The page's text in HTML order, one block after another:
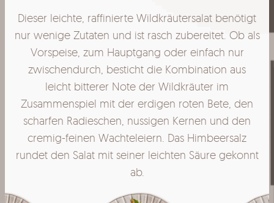
Dieser leichte, raffinierte Wildkräutersalat benötigt
nur wenige Zutaten und ist rasch zubereitet. Ob als
Vorspeise, zum Hauptgang oder einfach nur
zwischendurch, besticht die Kombination aus
leicht bitterer Note der Wildkräuter im
Zusammenspiel mit der erdigen roten Bete, den
scharfen Radieschen, nussigen Kernen und den
cremig-feinen Wachteleiern. Das Himbeersalz
rundet den Salat mit seiner leichten Säure gekonnt
ab.